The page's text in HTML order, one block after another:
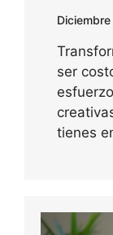
ser
tienes